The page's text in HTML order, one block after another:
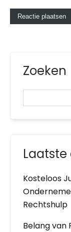
Zoeken
Kosteloos
Rechtshulp
Belang van